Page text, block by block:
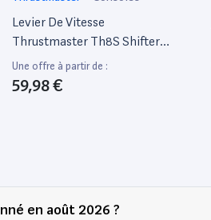
Levier De Vitesse
Thrustmaster Th8S Shifter
Add-On
Une offre à partir de :
59,98 €
en août 2026 ?